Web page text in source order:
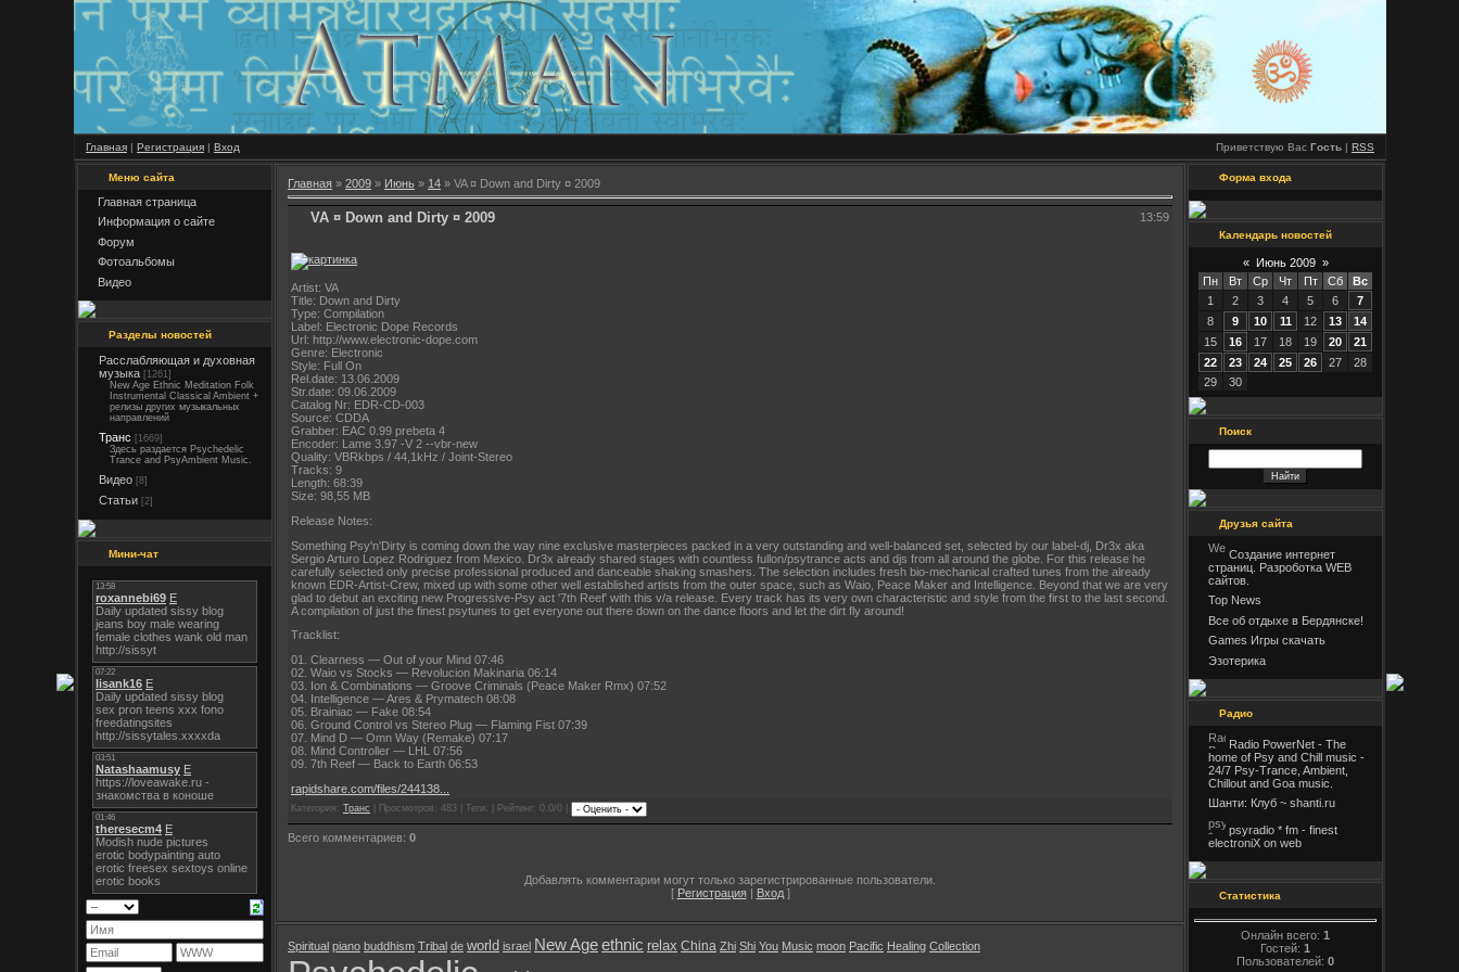
Главная | Регистрация | Вход Приветствую Вас Гость | RSS
Меню сайта
Главная страница
Информация о сайте
Форум
Фотоальбомы
Видео
Разделы новостей
Расслабляющая и духовная
музыка [1261]
New Age Ethnic Meditation Folk
Instrumental Classical Ambient +
релизы других музыкальных
направлений
Транс [1669]
Здесь раздается Psychedelic
Trance and PsyAmbient Music.
Видео [8]
Статьи [2]
Мини-чат
Главная » 2009 » Июнь » 14 » VA ¤ Down and Dirty ¤ 2009
VA ¤ Down and Dirty ¤ 2009 13:59
Artist: VA
Title: Down and Dirty
Type: Compilation
Label: Electronic Dope Records
Url: http://www.electronic-dope.com
Genre: Electronic
Style: Full On
Rel.date: 13.06.2009
Str.date: 09.06.2009
Catalog Nr: EDR-CD-003
Source: CDDA
Grabber: EAC 0.99 prebeta 4
Encoder: Lame 3.97 -V 2 --vbr-new
Quality: VBRkbps / 44,1kHz / Joint-Stereo
Tracks: 9
Length: 68:39
Size: 98,55 MB
Release Notes:
Something Psy'n'Dirty is coming down the way nine exclusive masterpieces packed in a very outstanding and well-balanced set, selected by our label-dj, Dr3x aka
Sergio Arturo Lopez Rodriguez from Mexico. Dr3x already shared stages with countless fullon/psytrance acts and djs from all around the globe. For this release he
carefully selected only precise professional produced and danceable shaking smashers. The selection includes fresh bio-mechanical crafted tunes from the already
known EDR-Artist-Crew, mixed up with some other well established artists from the outer space, such as Waio, Peace Maker and Intelligence. Beyond that we are very
glad to debut an exciting new Progressive-Psy act '7th Reef' with this v/a release. Every track has its very own characteristic and style from the first to the last second.
A compilation of just the finest psytunes to get everyone out there down on the dance floors and let the dirt fly around!
Tracklist:
01. Clearness — Out of your Mind 07:46
02. Waio vs Stocks — Revolucion Makinaria 06:14
03. Ion & Combinations — Groove Criminals (Peace Maker Rmx) 07:52
04. Intelligence — Ares & Prymatech 08:08
05. Brainiac — Fake 08:54
06. Ground Control vs Stereo Plug — Flaming Fist 07:39
07. Mind D — Omn Way (Remake) 07:17
08. Mind Controller — LHL 07:56
09. 7th Reef — Back to Earth 06:53
rapidshare.com/files/244138...
Категория: Транс | Просмотров: 483 | Теги: | Рейтинг: 0.0/0 |
Всего комментариев: 0
Добавлять комментарии могут только зарегистрированные пользователи.
[ Регистрация| Вход]
Spiritual piano buddhism Tribal de world israel New Ageethnic relax China Zhi Shi You Music moon Pacific Healing Collection
Форма входа
Календарь новостей
« Июнь 2009 »
Пн
Вт Ср Чт Пт Сб
Вс
1
2 3 4 5 6
7
8
9 10 11 12 13
14
15
16 17 18 19 20
21
22
23 24 25 26 27
28
29
30
Поиск
Друзья сайта
Создание интернет
страниц. Разроботка WEB
сайтов.
Top News
Все об отдыхе в Бердянске!
Games Игры скачать
Эзотерика
Радио
Radio PowerNet - The
home of Psy and Chill music -
24/7 Psy-Trance, Ambient,
Chillout and Goa music.
Шанти: Клуб ~ shanti.ru
psyradio * fm - finest
electroniX on web
Статистика
Онлайн всего: 1
Гостей: 1
Пользователей: 0